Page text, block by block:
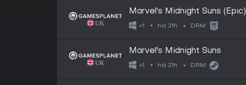
Marvel's Midnight Suns (Epic)
+1 há 21h DRM:
Marvel's Midnight Suns
+1 há 21h DRM: